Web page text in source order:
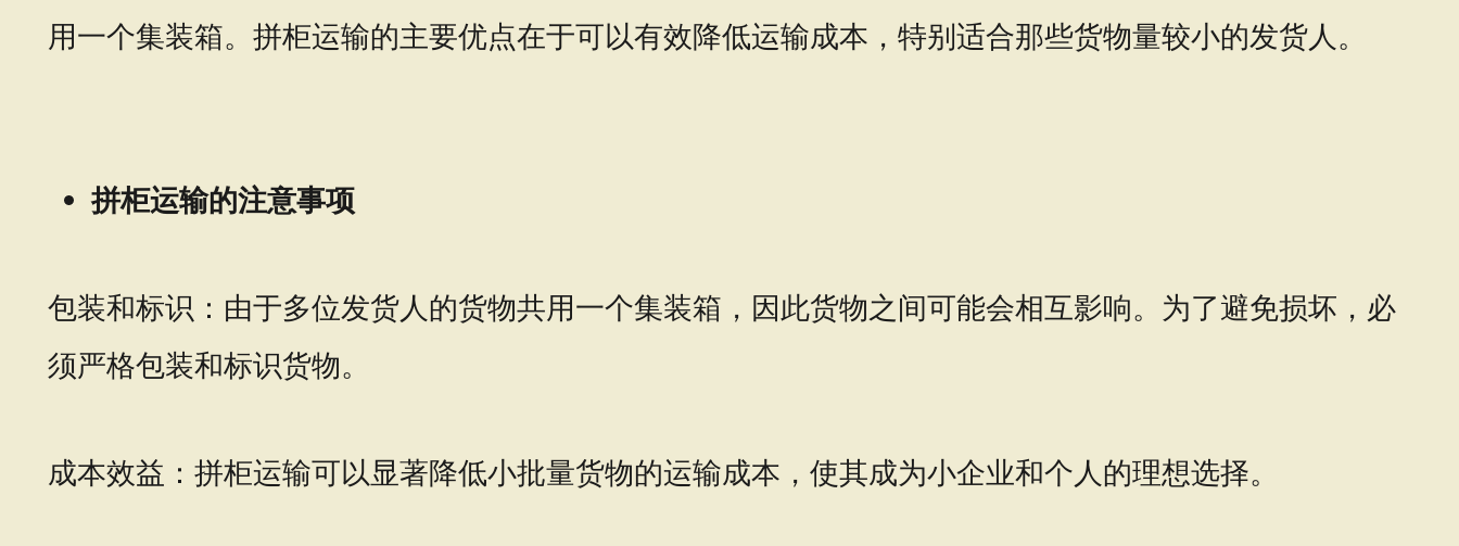
用一个集装箱。拼柜运输的主要优点在于可以有效降低运输成本，特别适合那些货物量较小的发货人。
拼柜运输的注意事项
包装和标识：由于多位发货人的货物共用一个集装箱，因此货物之间可能会相互影响。为了避免损坏，必
须严格包装和标识货物。
成本效益：拼柜运输可以显著降低小批量货物的运输成本，使其成为小企业和个人的理想选择。